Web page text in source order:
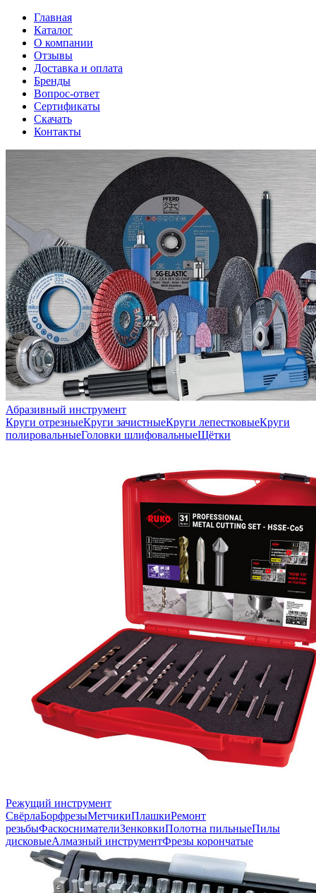
Главная
Каталог
О компании
Отзывы
Доставка и оплата
Бренды
Вопрос-ответ
Сертификаты
Скачать
Контакты
Абразивный инструмент
Круги отрезныеКруги зачистныеКруги лепестковыеКруги
полировальныеГоловки шлифовальныеЩётки
Режущий инструмент
СвёрлаБорфрезыМетчикиПлашкиРемонт
резьбыФаскоснимателиЗенковкиПолотна пильныеПилы
дисковыеАлмазный инструментФрезы корончатые